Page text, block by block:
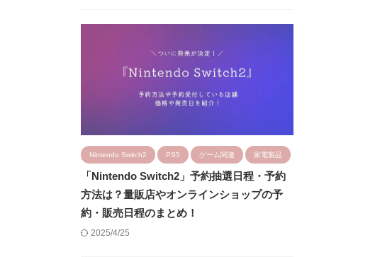
Nintendo Switch2 PS5 ゲーム関連 家電製品
「Nintendo Switch2」予約抽選日程・予約
方法は？量販店やオンラインショップの予
約・販売日程のまとめ！
2025/4/25